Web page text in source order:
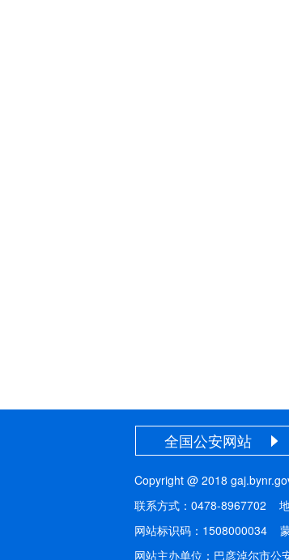
全国公安网站
Copyright @ 2018
联系方式：0478-8967702
网站标识码：1508000034
网站主办单位：巴彦淖尔市